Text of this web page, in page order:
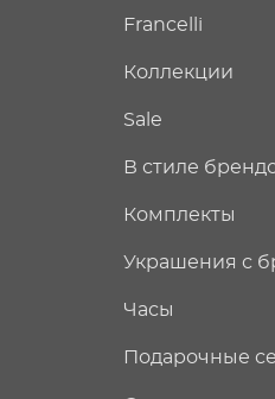
Francelli
Коллекции
Sale
В стиле
Комплекты
Украшения с
Часы
Подарочные